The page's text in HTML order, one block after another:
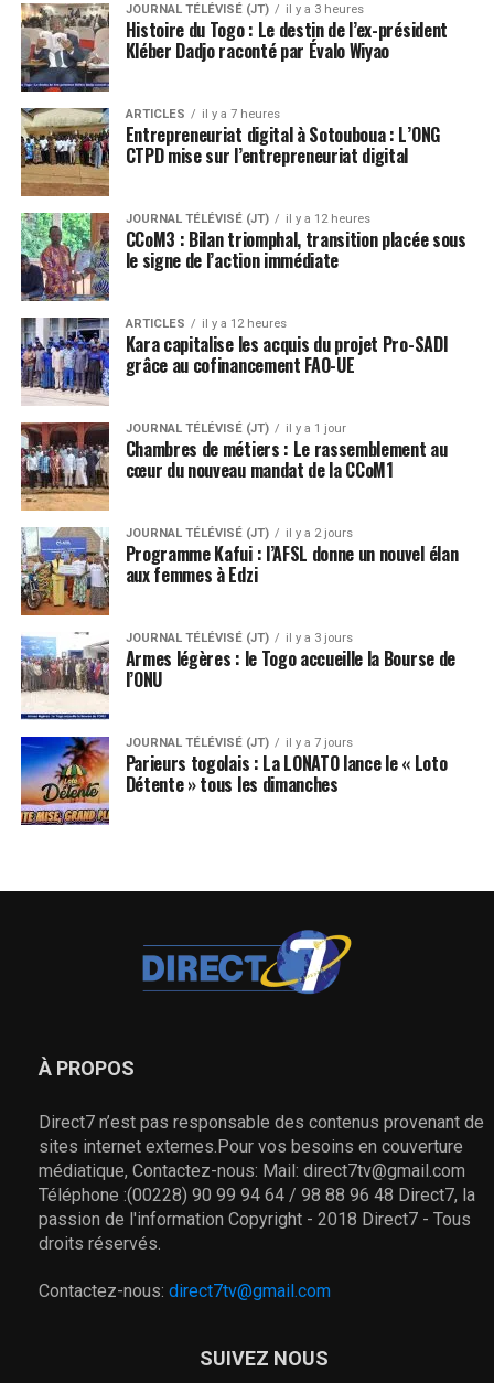
JOURNAL TÉLÉVISÉ (JT) il y a 3 heures
Histoire du Togo : Le destin de l’ex-président
Kléber Dadjo raconté par Évalo Wiyao
ARTICLES il y a 7 heures
Entrepreneuriat digital à Sotouboua : L’ONG
CTPD mise sur l’entrepreneuriat digital
JOURNAL TÉLÉVISÉ (JT) il y a 12 heures
CCoM3 : Bilan triomphal, transition placée sous
le signe de l’action immédiate
ARTICLES il y a 12 heures
Kara capitalise les acquis du projet Pro-SADI
grâce au cofinancement FAO-UE
JOURNAL TÉLÉVISÉ (JT) il y a 1 jour
Chambres de métiers : Le rassemblement au
cœur du nouveau mandat de la CCoM1
JOURNAL TÉLÉVISÉ (JT) il y a 2 jours
Programme Kafui : l’AFSL donne un nouvel élan
aux femmes à Edzi
JOURNAL TÉLÉVISÉ (JT) il y a 3 jours
Armes légères : le Togo accueille la Bourse de
l’ONU
JOURNAL TÉLÉVISÉ (JT) il y a 7 jours
Parieurs togolais : La LONATO lance le « Loto
Détente » tous les dimanches
À PROPOS
Direct7 n’est pas responsable des contenus provenant de
sites internet externes.Pour vos besoins en couverture
médiatique, Contactez-nous: Mail: direct7tv@gmail.com
Téléphone :(00228) 90 99 94 64 / 98 88 96 48 Direct7, la
passion de l'information Copyright - 2018 Direct7 - Tous
droits réservés.
Contactez-nous: direct7tv@gmail.com
SUIVEZ NOUS